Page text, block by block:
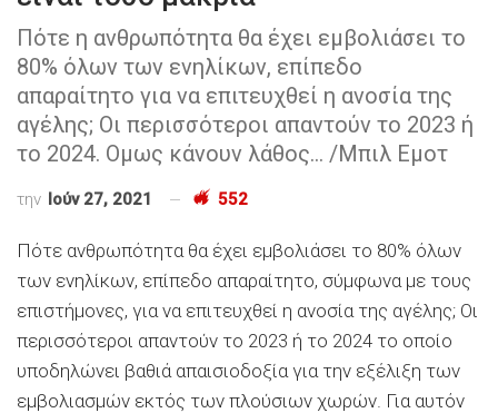
Πότε η ανθρωπότητα θα έχει εμβολιάσει το
80% όλων των ενηλίκων, επίπεδο
απαραίτητο για να επιτευχθεί η ανοσία της
αγέλης; Οι περισσότεροι απαντούν το 2023 ή
το 2024. Ομως κάνουν λάθος... /Μπιλ Εμοτ
την Ιούν 27, 2021 552
Πότε ανθρωπότητα θα έχει εμβολιάσει το 80% όλων
των ενηλίκων, επίπεδο απαραίτητο, σύμφωνα με τους
επιστήμονες, για να επιτευχθεί η ανοσία της αγέλης; Οι
περισσότεροι απαντούν το 2023 ή το 2024 το οποίο
υποδηλώνει βαθιά απαισιοδοξία για την εξέλιξη των
εμβολιασμών εκτός των πλούσιων χωρών. Για αυτόν